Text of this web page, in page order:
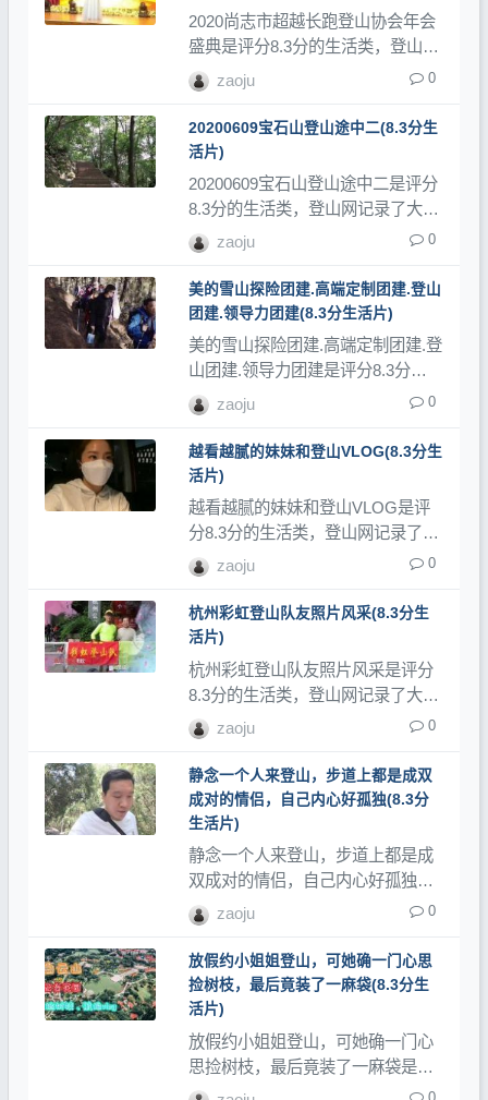
2020尚志市超越长跑登山协会年会
盛典是评分8.3分的生活类，登山网
记录了大量登山视频、登山教程和
登山记录片。
zaoju 0
20200609宝石山登山途中二(8.3分生
活片)
20200609宝石山登山途中二是评分
8.3分的生活类，登山网记录了大量
登山视频、登山教程和登山记录
片。
zaoju 0
美的雪山探险团建.高端定制团建.登山
团建.领导力团建(8.3分生活片)
美的雪山探险团建.高端定制团建.登
山团建.领导力团建是评分8.3分的
生活类，登山网记录了大量登山视
频、登山教程和登山记录片。
zaoju 0
越看越腻的妹妹和登山VLOG(8.3分生
活片)
越看越腻的妹妹和登山VLOG是评
分8.3分的生活类，登山网记录了大
量登山视频、登山教程和登山记录
片。
zaoju 0
杭州彩虹登山队友照片风采(8.3分生
活片)
杭州彩虹登山队友照片风采是评分
8.3分的生活类，登山网记录了大量
登山视频、登山教程和登山记录
片。
zaoju 0
静念一个人来登山，步道上都是成双
成对的情侣，自己内心好孤独(8.3分
生活片)
静念一个人来登山，步道上都是成
双成对的情侣，自己内心好孤独是
评分8.3分的生活类，登山网记录了
大量登山视频、登山教程和登山记
录片。
zaoju 0
放假约小姐姐登山，可她确一门心思
捡树枝，最后竟装了一麻袋(8.3分生
活片)
放假约小姐姐登山，可她确一门心
思捡树枝，最后竟装了一麻袋是评
分8.3分的生活类，登山网记录了大